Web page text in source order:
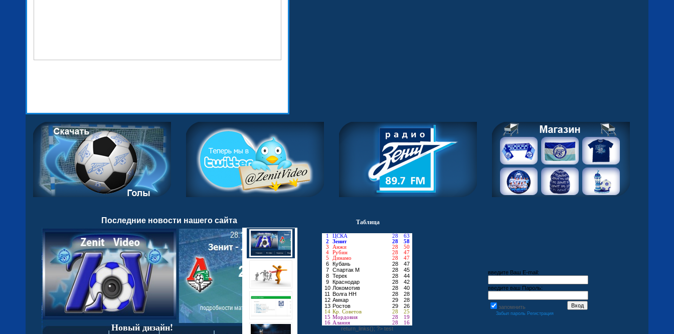
Последние новости нашего сайта
Новый дизайн!
Таблица
1 ЦСКА 28
63
2
Зенит 28
58
3
Анжи 28
50
4
Рубин 28
47
5
Динамо 28 47
6 Кубань 28
47
7
Спартак М 28
45
8
Терек 28
44
9
Краснодар 28
42
10 Локомотив 28
40
11 Волга НН 28
28
12 Амкар 29
28
13 Ростов 29 26
14 Кр. Советов 28
25
15 Мордовия 28
19
16 Алания 28 16
return_links(); ?> test
введите Ваш E-mail:
введите ваш Пароль:
запомнить
Забыл пароль Регистрация